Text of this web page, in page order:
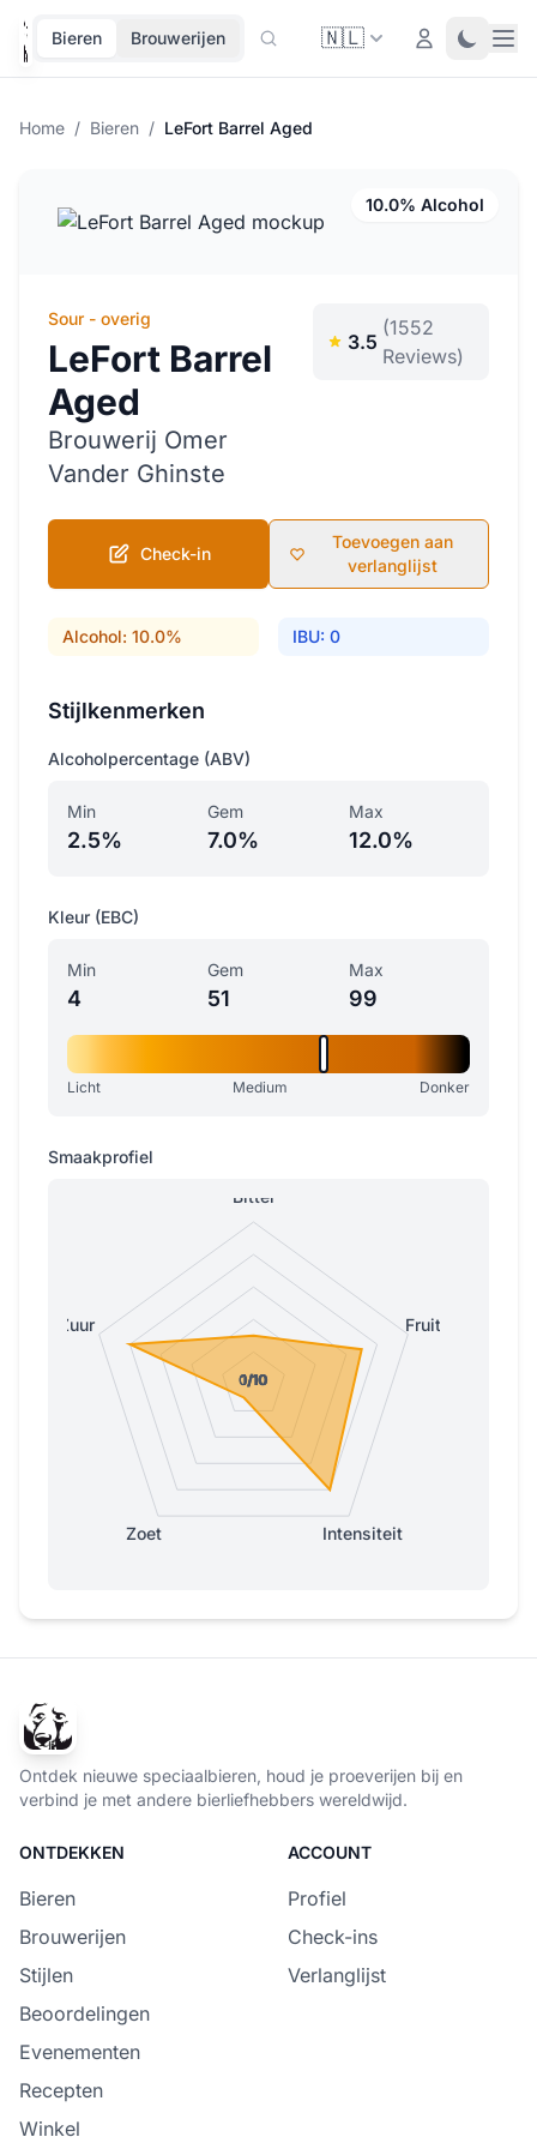
Bieren Brouwerijen 🇳🇱 Login Toggle
Home / Bieren / LeFort Barrel Aged
10.0% Alcohol
Sour - overig
LeFort Barrel
Aged
Brouwerij Omer
Vander Ghinste
3.5
(1552
Reviews)
Check-in
Toevoegen aan
verlanglijst
Alcohol: 10.0% IBU: 0
Stijlkenmerken
Alcoholpercentage (ABV)
Min
2.5%
Gem
7.0%
Max
12.0%
Kleur (EBC)
Min
4
Gem
51
Max
99
Licht Medium Donker
Smaakprofiel
Bitter
Fruitig
Intensiteit
Zoet
Zuur
0/10
1/10
1/10
0/10
1/10
Ontdek nieuwe speciaalbieren, houd je proeverijen bij en
verbind je met andere bierliefhebbers wereldwijd.
ONTDEKKEN
Bieren
Brouwerijen
Stijlen
Beoordelingen
Evenementen
Recepten
Winkel
ACCOUNT
Profiel
Check-ins
Verlanglijst